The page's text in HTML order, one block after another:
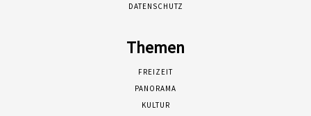
DATENSCHUTZ
Themen
FREIZEIT
PANORAMA
KULTUR